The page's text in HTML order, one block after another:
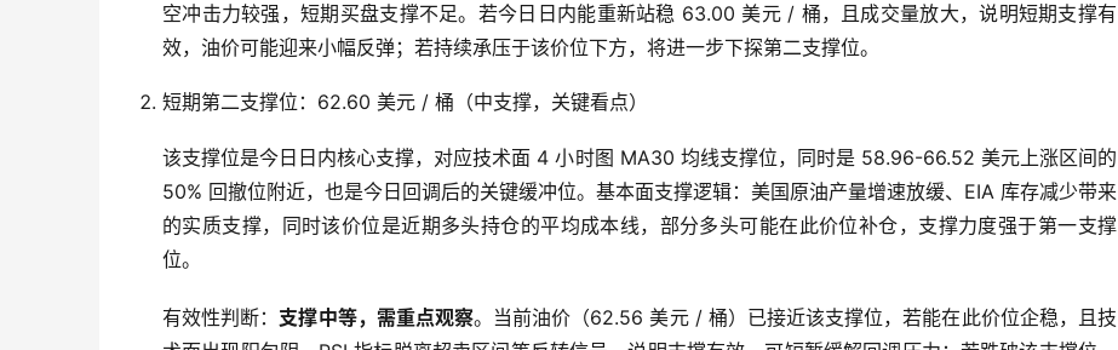
空冲击力较强，短期买盘支撑不足。若今日日内能重新站稳 63.00 美元 / 桶，且成交量放大，说明短期支撑有
效，油价可能迎来小幅反弹；若持续承压于该价位下方，将进一步下探第二支撑位。
短期第二支撑位：62.60 美元 / 桶（中支撑，关键看点）
该支撑位是今日日内核心支撑，对应技术面 4 小时图 MA30 均线支撑位，同时是 58.96-66.52 美元上涨区间的
50% 回撤位附近，也是今日回调后的关键缓冲位。基本面支撑逻辑：美国原油产量增速放缓、EIA 库存减少带来
的实质支撑，同时该价位是近期多头持仓的平均成本线，部分多头可能在此价位补仓，支撑力度强于第一支撑
位。
有效性判断： 支撑中等，需重点观察。当前油价（62.56 美元 / 桶）已接近该支撑位，若能在此价位企稳，且技